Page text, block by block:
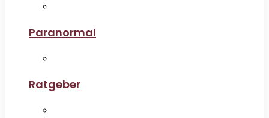
Paranormal
Ratgeber